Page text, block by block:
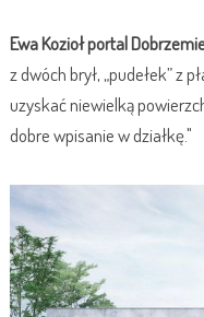
Ewa Kozioł portal
z dwóch brył, „pudełek” z
uzyskać niewielką
dobre wpisanie w działkę."